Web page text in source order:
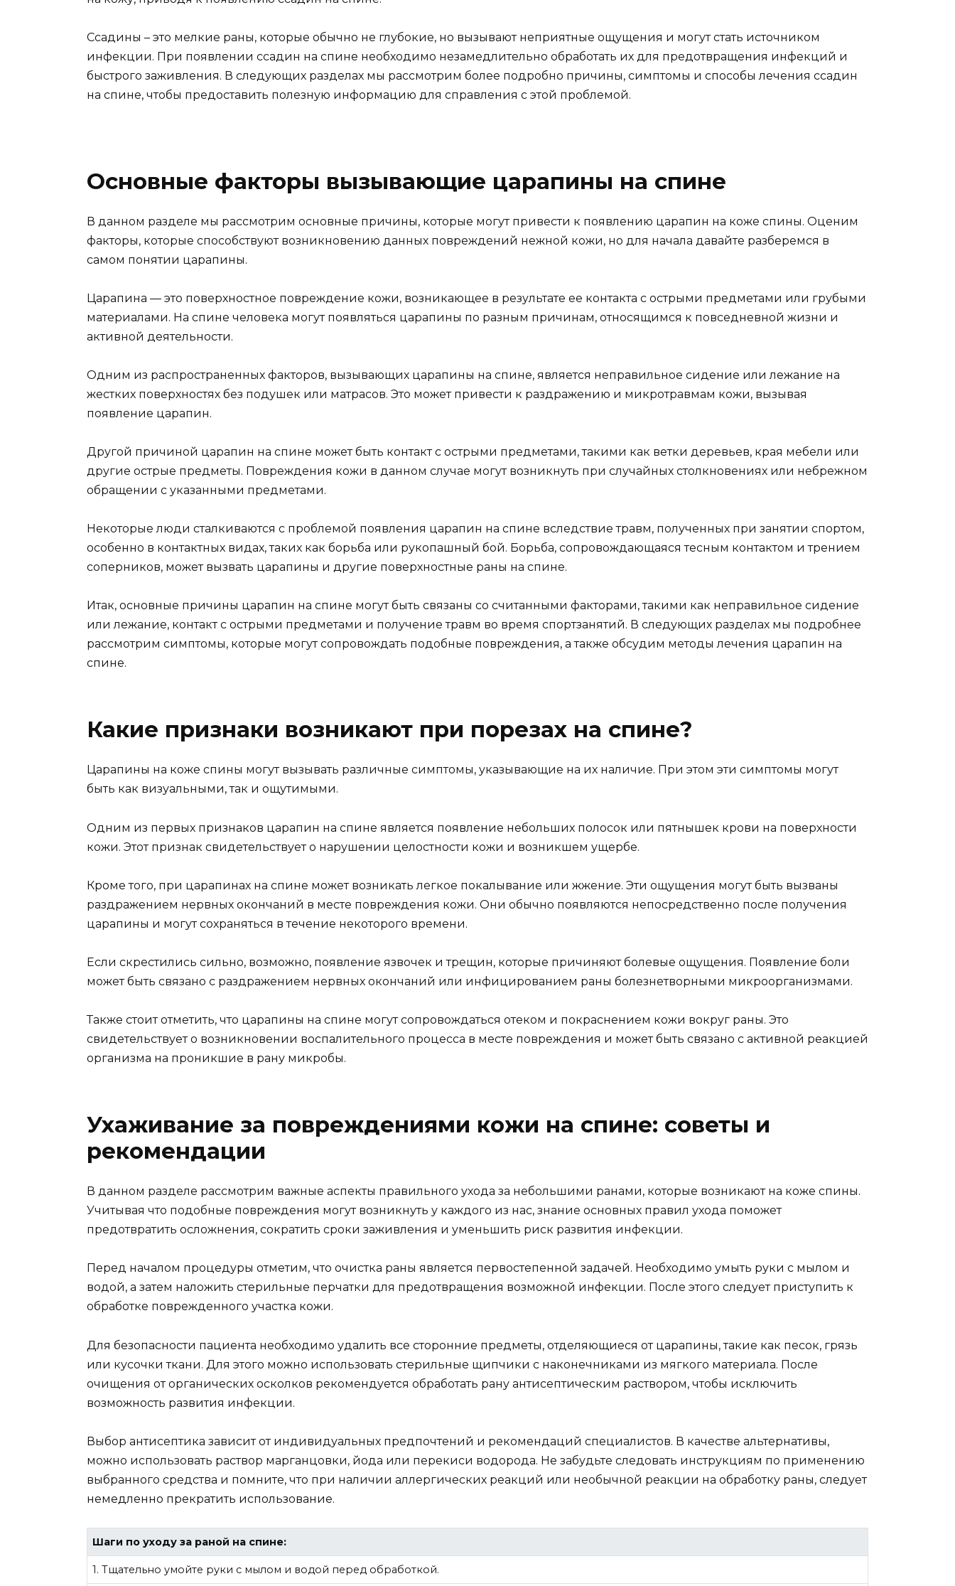
Ссадины – это мелкие раны, которые обычно не глубокие, но вызывают неприятные ощущения и могут стать источником
инфекции. При появлении ссадин на спине необходимо незамедлительно обработать их для предотвращения инфекций и
быстрого заживления. В следующих разделах мы рассмотрим более подробно причины, симптомы и способы лечения ссадин
на спине, чтобы предоставить полезную информацию для справления с этой проблемой.
Основные факторы вызывающие царапины на спине
В данном разделе мы рассмотрим основные причины, которые могут привести к появлению царапин на коже спины. Оценим
факторы, которые способствуют возникновению данных повреждений нежной кожи, но для начала давайте разберемся в
самом понятии царапины.
Царапина — это поверхностное повреждение кожи, возникающее в результате ее контакта с острыми предметами или грубыми
материалами. На спине человека могут появляться царапины по разным причинам, относящимся к повседневной жизни и
активной деятельности.
Одним из распространенных факторов, вызывающих царапины на спине, является неправильное сидение или лежание на
жестких поверхностях без подушек или матрасов. Это может привести к раздражению и микротравмам кожи, вызывая
появление царапин.
Другой причиной царапин на спине может быть контакт с острыми предметами, такими как ветки деревьев, края мебели или
другие острые предметы. Повреждения кожи в данном случае могут возникнуть при случайных столкновениях или небрежном
обращении с указанными предметами.
Некоторые люди сталкиваются с проблемой появления царапин на спине вследствие травм, полученных при занятии спортом,
особенно в контактных видах, таких как борьба или рукопашный бой. Борьба, сопровождающаяся тесным контактом и трением
соперников, может вызвать царапины и другие поверхностные раны на спине.
Итак, основные причины царапин на спине могут быть связаны со считанными факторами, такими как неправильное сидение
или лежание, контакт с острыми предметами и получение травм во время спортзанятий. В следующих разделах мы подробнее
рассмотрим симптомы, которые могут сопровождать подобные повреждения, а также обсудим методы лечения царапин на
спине.
Какие признаки возникают при порезах на спине?
Царапины на коже спины могут вызывать различные симптомы, указывающие на их наличие. При этом эти симптомы могут
быть как визуальными, так и ощутимыми.
Одним из первых признаков царапин на спине является появление небольших полосок или пятнышек крови на поверхности
кожи. Этот признак свидетельствует о нарушении целостности кожи и возникшем ущербе.
Кроме того, при царапинах на спине может возникать легкое покалывание или жжение. Эти ощущения могут быть вызваны
раздражением нервных окончаний в месте повреждения кожи. Они обычно появляются непосредственно после получения
царапины и могут сохраняться в течение некоторого времени.
Если скрестились сильно, возможно, появление язвочек и трещин, которые причиняют болевые ощущения. Появление боли
может быть связано с раздражением нервных окончаний или инфицированием раны болезнетворными микроорганизмами.
Также стоит отметить, что царапины на спине могут сопровождаться отеком и покраснением кожи вокруг раны. Это
свидетельствует о возникновении воспалительного процесса в месте повреждения и может быть связано с активной реакцией
организма на проникшие в рану микробы.
Ухаживание за повреждениями кожи на спине: советы и
рекомендации
В данном разделе рассмотрим важные аспекты правильного ухода за небольшими ранами, которые возникают на коже спины.
Учитывая что подобные повреждения могут возникнуть у каждого из нас, знание основных правил ухода поможет
предотвратить осложнения, сократить сроки заживления и уменьшить риск развития инфекции.
Перед началом процедуры отметим, что очистка раны является первостепенной задачей. Необходимо умыть руки с мылом и
водой, а затем наложить стерильные перчатки для предотвращения возможной инфекции. После этого следует приступить к
обработке поврежденного участка кожи.
Для безопасности пациента необходимо удалить все сторонние предметы, отделяющиеся от царапины, такие как песок, грязь
или кусочки ткани. Для этого можно использовать стерильные щипчики с наконечниками из мягкого материала. После
очищения от органических осколков рекомендуется обработать рану антисептическим раствором, чтобы исключить
возможность развития инфекции.
Выбор антисептика зависит от индивидуальных предпочтений и рекомендаций специалистов. В качестве альтернативы,
можно использовать раствор марганцовки, йода или перекиси водорода. Не забудьте следовать инструкциям по применению
выбранного средства и помните, что при наличии аллергических реакций или необычной реакции на обработку раны, следует
немедленно прекратить использование.
Шаги по уходу за раной на спине:
1. Тщательно умойте руки с мылом и водой перед обработкой.